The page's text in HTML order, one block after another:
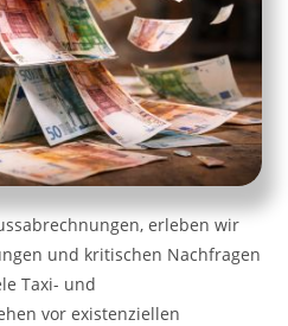
erleben wir
und kritischen Nachfragen
Taxi- und
vor existenziellen